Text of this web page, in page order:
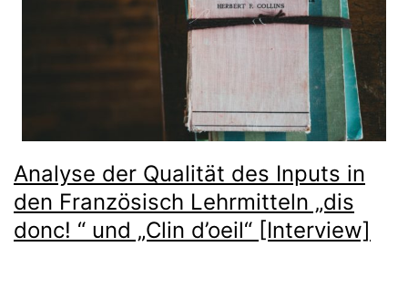
Analyse der Qualität des Inputs in
den Französisch Lehrmitteln „dis
donc! “ und „Clin d’oeil“ [Interview]